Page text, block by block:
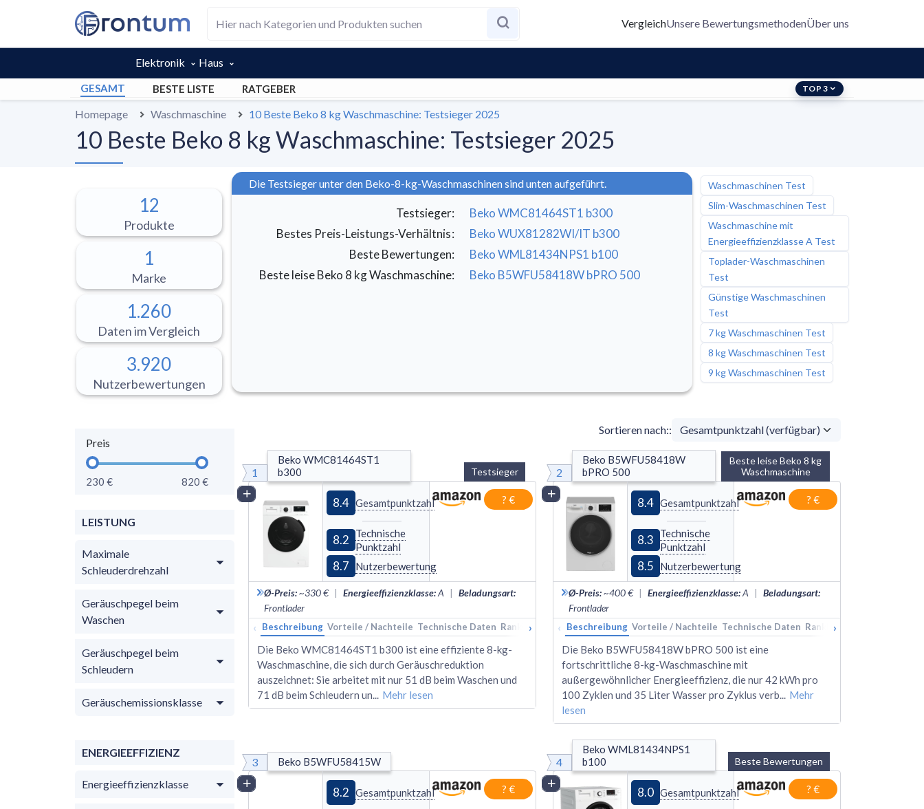
VergleichUnsere BewertungsmethodenÜber uns
Elektronik Haus
GESAMT BESTE LISTE RATGEBER TOP 3
Homepage Waschmaschine 10 Beste Beko 8 kg Waschmaschine: Testsieger 2025
10 Beste Beko 8 kg Waschmaschine: Testsieger 2025
12
Produkte
1
Marke
1.260
Daten im Vergleich
3.920
Nutzerbewertungen
Die Testsieger unter den Beko-8-kg-Waschmaschinen sind unten aufgeführt.
Testsieger:
Beko WMC81464ST1 b300
Bestes Preis-Leistungs-Verhältnis:
Beko WUX81282WI/IT b300
Beste Bewertungen:
Beko WML81434NPS1 b100
Beste leise Beko 8 kg Waschmaschine: Beko B5WFU58418W bPRO 500
Waschmaschinen Test
Slim-Waschmaschinen Test
Waschmaschine mit
Energieeffizienzklasse A Test
Toplader-Waschmaschinen
Test
Günstige Waschmaschinen
Test
7 kg Waschmaschinen Test
8 kg Waschmaschinen Test
9 kg Waschmaschinen Test
Preis
230 € 820 €
LEISTUNG
Maximale
Schleuderdrehzahl
Geräuschpegel beim
Waschen
Geräuschpegel beim
Schleudern
Geräuschemissionsklasse
ENERGIEEFFIZIENZ
Energieeffizienzklasse
Sortieren nach::
1
Beko WMC81464ST1
b300
Testsieger
Vergleich
8.4 Gesamtpunktzahl
8.2
Technische
Punktzahl
8.7 Nutzerbewertung
? €
Ø-Preis:~330 € | Energieeffizienzklasse:A | Beladungsart:
Frontlader
‹ Beschreibung Vorteile / Nachteile Technische Daten Rankings Alternativen
›
Die Beko WMC81464ST1 b300 ist eine effiziente 8-kg-
Waschmaschine, die sich durch Geräuschreduktion
auszeichnet: Sie arbeitet mit nur 51 dB beim Waschen und
71 dB beim Schleudern un... Mehr lesen
2
Beko B5WFU58418W
bPRO 500
Beste leise Beko 8 kg
Waschmaschine
Vergleich
8.4 Gesamtpunktzahl
8.3
Technische
Punktzahl
8.5 Nutzerbewertung
? €
Ø-Preis:~400 € | Energieeffizienzklasse:A | Beladungsart:
Frontlader
‹ Beschreibung Vorteile / Nachteile Technische Daten Rankings
›
Die Beko B5WFU58418W bPRO 500 ist eine
fortschrittliche 8-kg-Waschmaschine mit
außergewöhnlicher Energieeffizienz, die nur 42 kWh pro
100 Zyklen und 35 Liter Wasser pro Zyklus verb... Mehr
lesen
3 Beko B5WFU58415W
Vergleich
8.2 Gesamtpunktzahl ? €
4
Beko WML81434NPS1
b100
Beste Bewertungen
Vergleich
8.0 Gesamtpunktzahl ? €